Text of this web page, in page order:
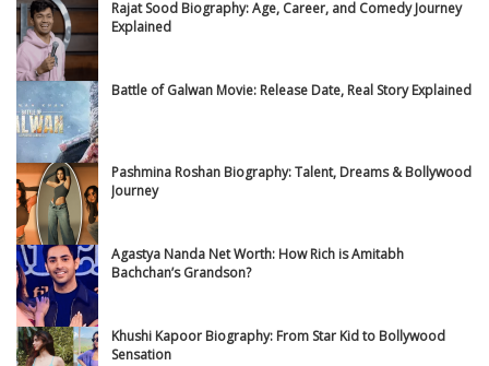
Rajat Sood Biography: Age, Career, and Comedy Journey
Explained
Battle of Galwan Movie: Release Date, Real Story Explained
Pashmina Roshan Biography: Talent, Dreams & Bollywood
Journey
Agastya Nanda Net Worth: How Rich is Amitabh
Bachchan’s Grandson?
Khushi Kapoor Biography: From Star Kid to Bollywood
Sensation